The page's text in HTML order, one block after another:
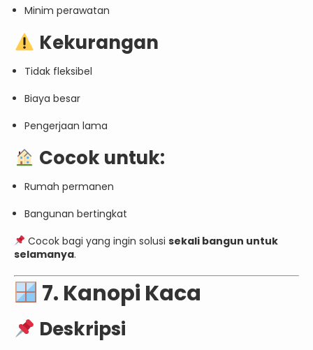
Minim perawatan
Kekurangan
Tidak fleksibel
Biaya besar
Pengerjaan lama
Cocok untuk:
Rumah permanen
Bangunan bertingkat
Cocok bagi yang ingin solusi sekali bangun untuk
selamanya.
7. Kanopi Kaca
Deskripsi